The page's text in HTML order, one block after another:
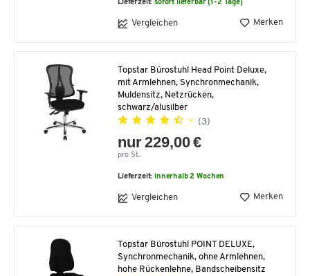
Lieferzeit:sofort lieferbar (1-2 Tage)
Vergleichen Merken
Topstar Bürostuhl Head Point Deluxe,
mit Armlehnen, Synchronmechanik,
Muldensitz, Netzrücken,
schwarz/alusilber
(3)
nur 229,00 €
pro St.
Lieferzeit:innerhalb 2 Wochen
Vergleichen Merken
Topstar Bürostuhl POINT DELUXE,
Synchronmechanik, ohne Armlehnen,
hohe Rückenlehne, Bandscheibensitz